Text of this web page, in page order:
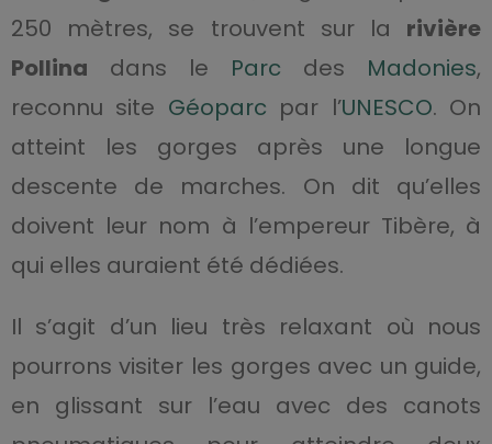
250 mètres, se trouvent sur la rivière
Pollina dans le Parc des Madonies,
reconnu site Géoparc par l’UNESCO. On
atteint les gorges après une longue
descente de marches. On dit qu’elles
doivent leur nom à l’empereur Tibère, à
qui elles auraient été dédiées.
Il s’agit d’un lieu très relaxant où nous
pourrons visiter les gorges avec un guide,
en glissant sur l’eau avec des canots